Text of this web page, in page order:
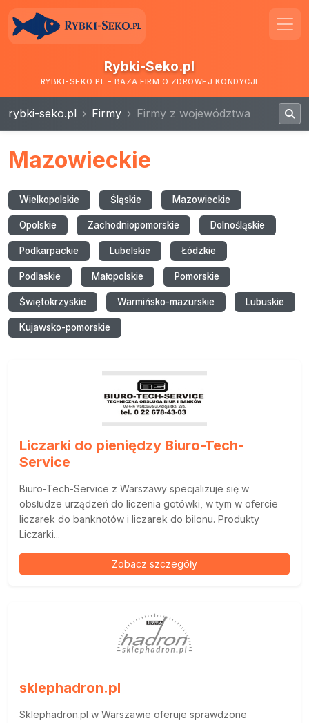
Rybki-Seko.pl
RYBKI-SEKO.PL - BAZA FIRM O ZDROWEJ KONDYCJI
rybki-seko.pl Firmy Firmy z województwa
Mazowieckie
Wielkopolskie Śląskie Mazowieckie
Opolskie Zachodniopomorskie Dolnośląskie
Podkarpackie Lubelskie Łódzkie
Podlaskie Małopolskie Pomorskie
Świętokrzyskie Warmińsko-mazurskie Lubuskie
Kujawsko-pomorskie
Liczarki do pieniędzy Biuro-Tech-
Service
Biuro-Tech-Service z Warszawy specjalizuje się w
obsłudze urządzeń do liczenia gotówki, w tym w ofercie
liczarek do banknotów i liczarek do bilonu. Produkty
Liczarki...
Zobacz szczegóły
sklephadron.pl
Sklephadron.pl w Warszawie oferuje sprawdzone